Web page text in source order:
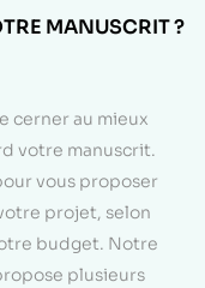
MANUSCRIT ?
cerner au mieux
votre manuscrit.
vous proposer
projet, selon
budget. Notre
plusieurs